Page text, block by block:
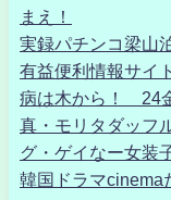
まえ！
実録パチンコ梁山
有益便利情報サイ
病は木から！ 24
真・モリタダッフ
グ・ゲイなー女装
韓国ドラマcinema